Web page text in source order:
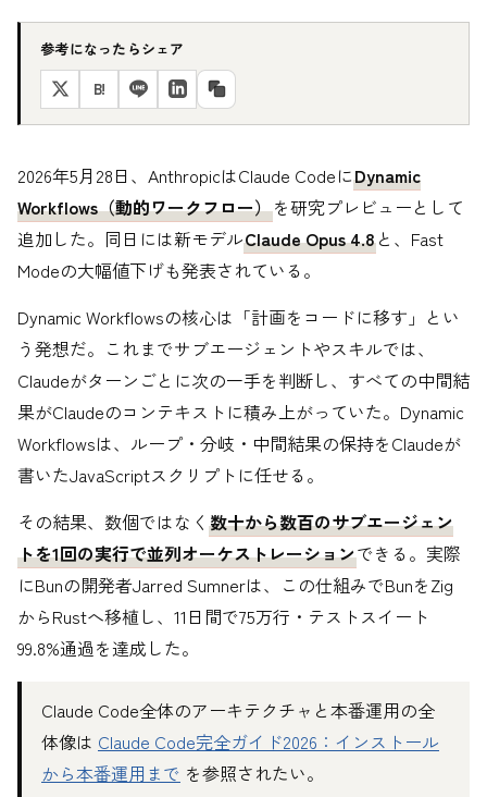
参考になったらシェア
B!
2026年5月28日、AnthropicはClaude CodeにDynamic
Workflows（動的ワークフロー）を研究プレビューとして
追加した。同日には新モデルClaude Opus 4.8と、Fast
Modeの大幅値下げも発表されている。
Dynamic Workflowsの核心は「計画をコードに移す」とい
う発想だ。これまでサブエージェントやスキルでは、
Claudeがターンごとに次の一手を判断し、すべての中間結
果がClaudeのコンテキストに積み上がっていた。Dynamic
Workflowsは、ループ・分岐・中間結果の保持をClaudeが
書いたJavaScriptスクリプトに任せる。
その結果、数個ではなく 数十から数百のサブエージェン
トを1回の実行で並列オーケストレーションできる。実際
にBunの開発者Jarred Sumnerは、この仕組みでBunをZig
からRustへ移植し、11日間で75万行・テストスイート
99.8%通過を達成した。
Claude Code全体のアーキテクチャと本番運用の全
体像は Claude Code完全ガイド2026：インストール
から本番運用まで を参照されたい。